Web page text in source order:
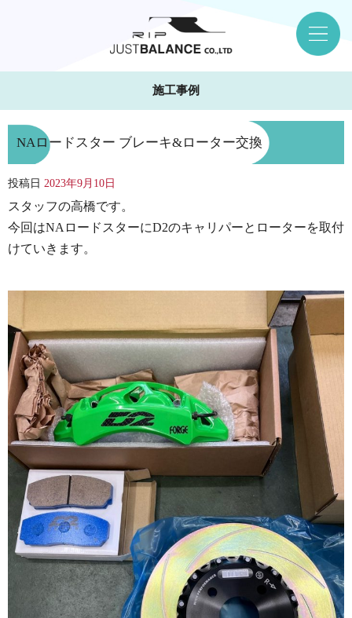
施工事例
NAロードスター ブレーキ&ローター交換
投稿日 2023年9月10日
スタッフの高橋です。
今回はNAロードスターにD2のキャリパーとローターを取付
けていきます。